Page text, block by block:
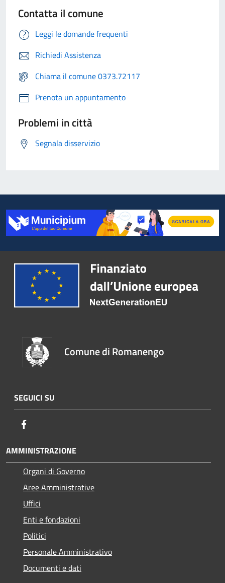
Contatta il comune
Leggi le domande frequenti
Richiedi Assistenza
Chiama il comune 0373.72117
Prenota un appuntamento
Problemi in città
Segnala disservizio
Comune di Romanengo
SEGUICI SU
AMMINISTRAZIONE
Organi di Governo
Aree Amministrative
Uffici
Enti e fondazioni
Politici
Personale Amministrativo
Documenti e dati